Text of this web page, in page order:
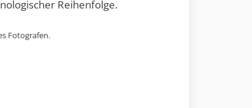
Reihenfolge.
Fotografen.